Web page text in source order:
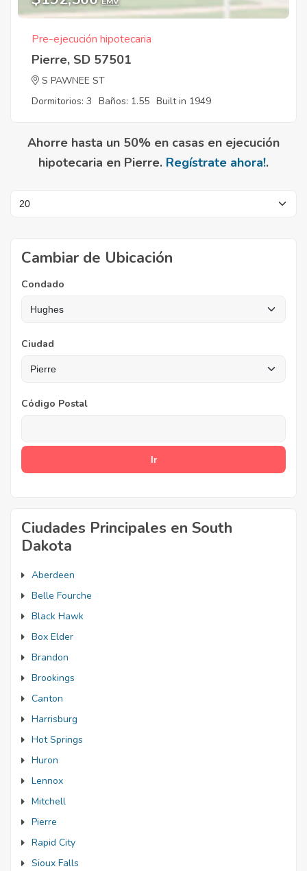
Pre-ejecución hipotecaria
Pierre, SD 57501
S PAWNEE ST
Dormitorios: 3 Baños: 1.55 Built in 1949
Ahorre hasta un 50% en casas en ejecución
hipotecaria en Pierre. Regístrate ahora!.
Cambiar de Ubicación
Condado
Ciudad
Código Postal
Ciudades Principales en South
Dakota
Aberdeen
Belle Fourche
Black Hawk
Box Elder
Brandon
Brookings
Canton
Harrisburg
Hot Springs
Huron
Lennox
Mitchell
Pierre
Rapid City
Sioux Falls